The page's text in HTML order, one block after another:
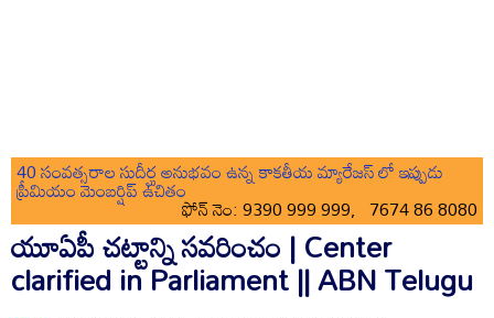
40 సంవత్సరాల సుదీర్ఘ అనుభవం ఉన్న కాకతీయ మ్యారేజస్ లో ఇప్పుడు
ప్రీమియం మెంబర్షిప్ ఉచితం
ఫోన్ నెం: 9390 999 999, 7674 86 8080
యూఏపీ చట్టాన్ని సవరించం | Center
clarified in Parliament || ABN Telugu